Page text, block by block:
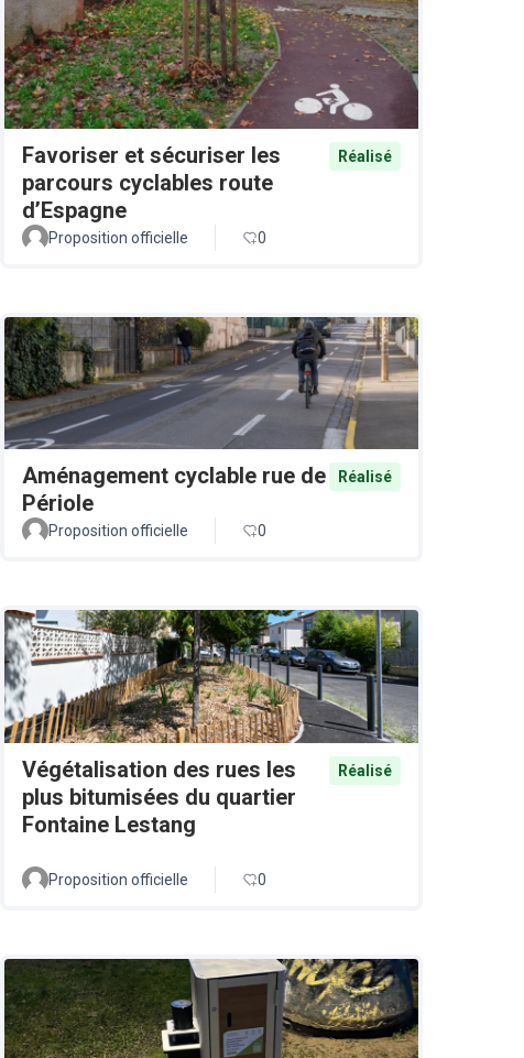
Favoriser et sécuriser les
parcours cyclables route
d’Espagne
Réalisé
Proposition officielle 0
Aménagement cyclable rue de
Périole
Réalisé
Proposition officielle 0
Végétalisation des rues les
plus bitumisées du quartier
Fontaine Lestang
Réalisé
Proposition officielle 0